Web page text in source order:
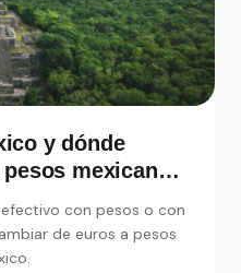
y dónde
mexicanos
con pesos o con
de euros a pesos